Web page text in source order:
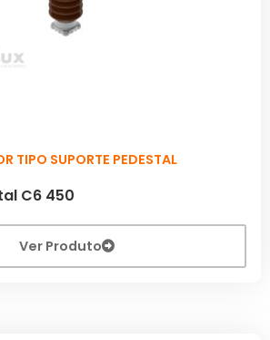
TIPO SUPORTE PEDESTAL
C6 450
Ver Produto